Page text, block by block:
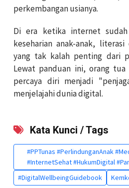
perkembangan usianya.
Di era ketika internet
keseharian anak-anak,
yang tak kalah penting dari
Lewat panduan ini, orang
percaya diri menjadi
menjelajahi dunia digital.
Kata Kunci / Tags
#PPTunas #PerlindunganAnak
#InternetSehat #HukumDigital
#DigitalWellbeingGuidebook